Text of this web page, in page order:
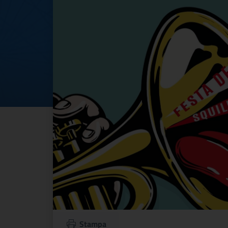
Stampa